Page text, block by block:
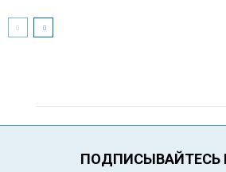
ПОДПИСЫВАЙТЕСЬ